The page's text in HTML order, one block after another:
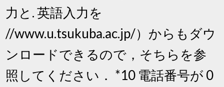
力と. 英語入力を
//www.u.tsukuba.ac.jp/）からもダウ
ンロードできるので，そちらを参
照してください． *10 電話番号が 0